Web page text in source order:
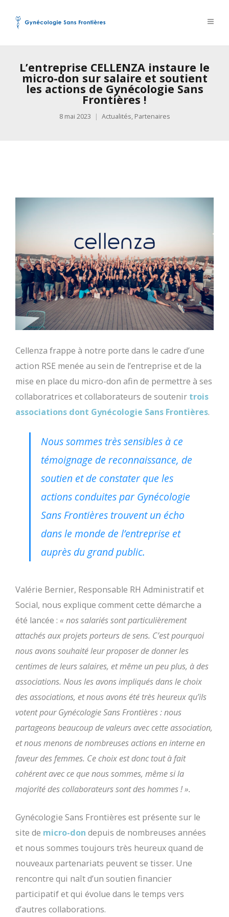
L’entreprise CELLENZA instaure le
micro-don sur salaire et soutient
les actions de Gynécologie Sans
Frontières !
8 mai 2023 Actualités, Partenaires
Cellenza frappe à notre porte dans le cadre d’une
action RSE menée au sein de l’entreprise et de la
mise en place du micro-don afin de permettre à ses
collaboratrices et collaborateurs de soutenir trois
associations dont Gynécologie Sans Frontières.
Nous sommes très sensibles à ce
témoignage de reconnaissance, de
soutien et de constater que les
actions conduites par Gynécologie
Sans Frontières trouvent un écho
dans le monde de l’entreprise et
auprès du grand public.
Valérie Bernier, Responsable RH Administratif et
Social, nous explique comment cette démarche a
été lancée : « nos salariés sont particulièrement
attachés aux projets porteurs de sens. C’est pourquoi
nous avons souhaité leur proposer de donner les
centimes de leurs salaires, et même un peu plus, à des
associations. Nous les avons impliqués dans le choix
des associations, et nous avons été très heureux qu’ils
votent pour Gynécologie Sans Frontières : nous
partageons beaucoup de valeurs avec cette association,
et nous menons de nombreuses actions en interne en
faveur des femmes. Ce choix est donc tout à fait
cohérent avec ce que nous sommes, même si la
majorité des collaborateurs sont des hommes ! ».
Gynécologie Sans Frontières est présente sur le
site de micro-don depuis de nombreuses années
et nous sommes toujours très heureux quand de
nouveaux partenariats peuvent se tisser. Une
rencontre qui naît d’un soutien financier
participatif et qui évolue dans le temps vers
d’autres collaborations.